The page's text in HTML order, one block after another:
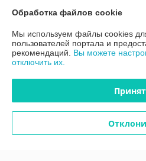
График работы
Полная версия сайта
Политика обработки cookies
Сайт создан на платформе
Обработка файлов cookie
Мы используем файлы cookies
пользователей портала и
рекомендаций. Вы можете
отключить их.